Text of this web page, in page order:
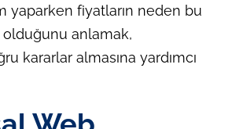
yaparken fiyatların neden bu
anlamak,
kararlar almasına yardımcı